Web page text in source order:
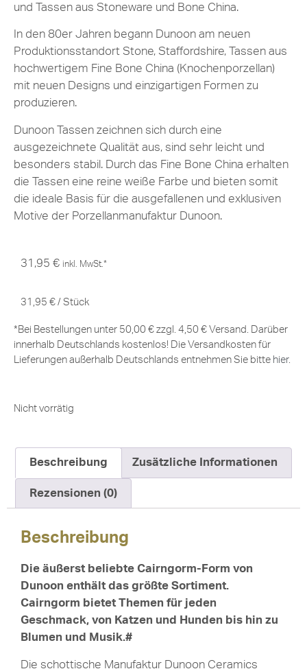
und Tassen aus Stoneware und Bone China.
In den 80er Jahren begann Dunoon am neuen
Produktionsstandort Stone, Staffordshire, Tassen aus
hochwertigem Fine Bone China (Knochenporzellan)
mit neuen Designs und einzigartigen Formen zu
produzieren.
Dunoon Tassen zeichnen sich durch eine
ausgezeichnete Qualität aus, sind sehr leicht und
besonders stabil. Durch das Fine Bone China erhalten
die Tassen eine reine weiße Farbe und bieten somit
die ideale Basis für die ausgefallenen und exklusiven
Motive der Porzellanmanufaktur Dunoon.
31,95 € inkl. MwSt.*
31,95 € / Stück
*Bei Bestellungen unter 50,00 € zzgl. 4,50 € Versand. Darüber
innerhalb Deutschlands kostenlos! Die Versandkosten für
Lieferungen außerhalb Deutschlands entnehmen Sie bitte hier.
Nicht vorrätig
Beschreibung Zusätzliche Informationen
Rezensionen (0)
Beschreibung
Die äußerst beliebte Cairngorm-Form von
Dunoon enthält das größte Sortiment.
Cairngorm bietet Themen für jeden
Geschmack, von Katzen und Hunden bis hin zu
Blumen und Musik.#
Die schottische Manufaktur Dunoon Ceramics